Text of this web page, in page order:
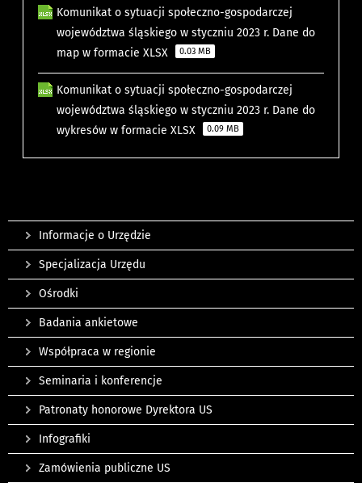
Komunikat o sytuacji społeczno-gospodarczej
województwa śląskiego w styczniu 2023 r. Dane do
map w formacie XLSX
0.03 MB
Komunikat o sytuacji społeczno-gospodarczej
województwa śląskiego w styczniu 2023 r. Dane do
wykresów w formacie XLSX
0.09 MB
Informacje o Urzędzie
Specjalizacja Urzędu
Ośrodki
Badania ankietowe
Współpraca w regionie
Seminaria i konferencje
Patronaty honorowe Dyrektora US
Infografiki
Zamówienia publiczne US